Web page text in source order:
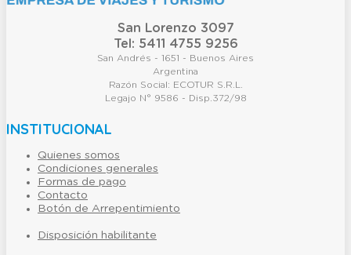
San Lorenzo 3097
Tel: 5411 4755 9256
San Andrés - 1651 - Buenos Aires
Argentina
Razón Social: ECOTUR S.R.L.
Legajo N° 9586 - Disp.372/98
INSTITUCIONAL
Quienes somos
Condiciones generales
Formas de pago
Contacto
Botón de Arrepentimiento
Disposición habilitante